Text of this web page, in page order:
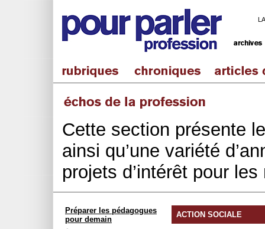
Cette section présente
ainsi qu’une variété
projets d’intérêt pour
Préparer les pédagogues
pour demain
ACTION SOCIALE